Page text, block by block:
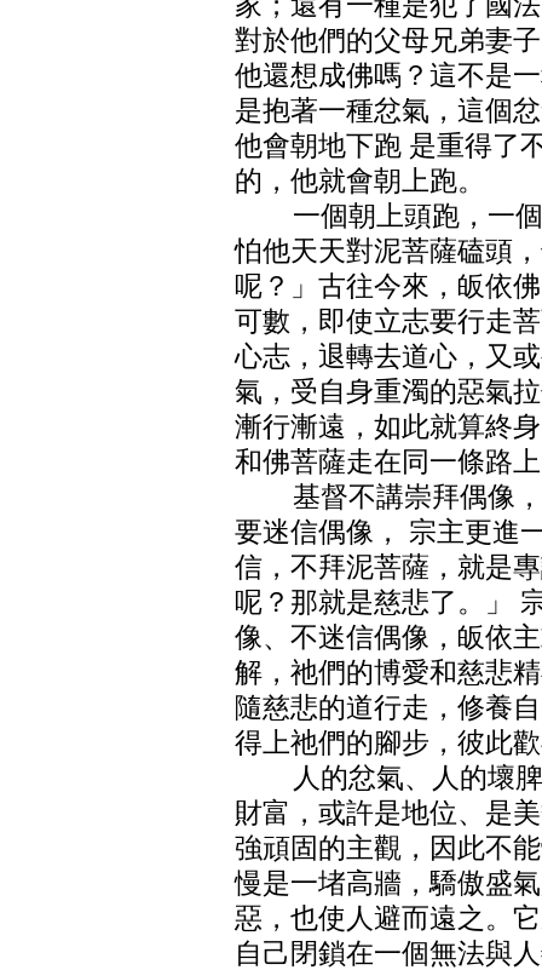
對於他們的父母兄弟妻
他還想成佛嗎？這不是
是抱著一種忿氣，這個
他會朝地下跑 是重得了
的，他就會朝上跑。
一個朝上頭跑，一個
怕他天天對泥菩薩磕頭
呢？」古往今來，皈依
可數，即使立志要行走
心志，退轉去道心，又
氣，受自身重濁的惡氣
漸行漸遠，如此就算終
和佛菩薩走在同一條路
基督不講崇拜偶像，
要迷信偶像， 宗主更進
信，不拜泥菩薩，就是
呢？那就是慈悲了。」
像、不迷信偶像，皈依
解，祂們的博愛和慈悲
隨慈悲的道行走，修養
得上祂們的腳步，彼此
人的忿氣、人的壞脾
財富，或許是地位、是
強頑固的主觀，因此不
慢是一堵高牆，驕傲盛
惡，也使人避而遠之。
自己閉鎖在一個無法與